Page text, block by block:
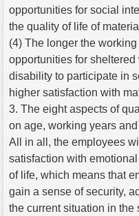
opportunities for social
the quality of life of
(4) The longer the
opportunities for
disability to participate in
higher satisfaction with
3. The eight aspects of
on age, working years
All in all, the employees
satisfaction with
of life, which means that
gain a sense of security,
the current situation in